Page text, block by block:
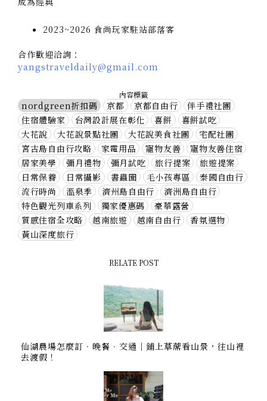
2023~2026 食尚玩家駐站部落客
合作歡迎洽詢：
yangstraveldaily@gmail.com
內容標籤
nordgreen折扣碼 京都 京都自由行
伴手禮社團
住宿體驗家
台灣設計展在彰化 喜餅
喜餅試吃
大花說
大花說景點社團 大花說美食社團
宅配社團
宮古島自由行攻略
家電用品 寵物友善
寵物友善住宿
居家美學
彌月禮物 彌月試吃 旅行提案
旅遊提案
日常保養
日常攝影 書蟲圈 毛小孩專區
泰國自由行
流行時尚
溫泉季 濟州島自由行
濟洲島自由行
特色觀光列車系列
獨家優惠碼
豪華露營
質感住宿全攻略
越南旅遊 越南自由行
香氛選物
黃山深度旅行
RELATE POST
仙湖農場怎麼訂．晚餐．交通｜鋪上草蓆看山景，往山裡
去渡假！